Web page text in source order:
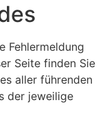
Fehlermeldung
Seite finden Sie
aller führenden
der jeweilige